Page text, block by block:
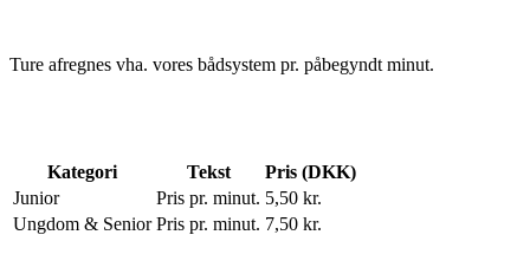
Ture afregnes vha. vores bådsystem pr. påbegyndt minut.
Kategori Tekst
Pris (DKK)
Junior
Pris pr. minut. 5,50 kr.
Ungdom & Senior Pris pr. minut. 7,50 kr.